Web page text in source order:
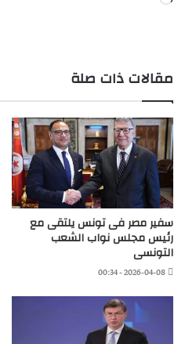
مقالات ذات صلة
سفير مصر فى تونس يلتقى مع
رئيس مجلس نواب الشعب
التونسى
2026-04-08 - 00:34